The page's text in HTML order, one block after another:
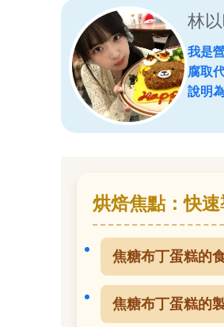
林
我是
腐取
說明
烘焙焦點：快
焦糖布丁蛋糕的
焦糖布丁蛋糕的